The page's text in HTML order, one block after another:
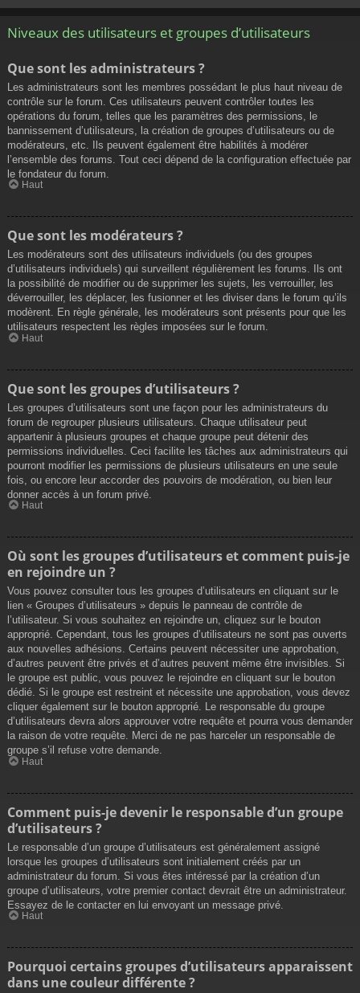
Niveaux des utilisateurs et groupes d’utilisateurs
Que sont les administrateurs ?
Les administrateurs sont les membres possédant le plus haut niveau de
contrôle sur le forum. Ces utilisateurs peuvent contrôler toutes les
opérations du forum, telles que les paramètres des permissions, le
bannissement d’utilisateurs, la création de groupes d’utilisateurs ou de
modérateurs, etc. Ils peuvent également être habilités à modérer
l’ensemble des forums. Tout ceci dépend de la configuration effectuée par
le fondateur du forum.
Haut
Que sont les modérateurs ?
Les modérateurs sont des utilisateurs individuels (ou des groupes
d’utilisateurs individuels) qui surveillent régulièrement les forums. Ils ont
la possibilité de modifier ou de supprimer les sujets, les verrouiller, les
déverrouiller, les déplacer, les fusionner et les diviser dans le forum qu’ils
modèrent. En règle générale, les modérateurs sont présents pour que les
utilisateurs respectent les règles imposées sur le forum.
Haut
Que sont les groupes d’utilisateurs ?
Les groupes d’utilisateurs sont une façon pour les administrateurs du
forum de regrouper plusieurs utilisateurs. Chaque utilisateur peut
appartenir à plusieurs groupes et chaque groupe peut détenir des
permissions individuelles. Ceci facilite les tâches aux administrateurs qui
pourront modifier les permissions de plusieurs utilisateurs en une seule
fois, ou encore leur accorder des pouvoirs de modération, ou bien leur
donner accès à un forum privé.
Haut
Où sont les groupes d’utilisateurs et comment puis-je
en rejoindre un ?
Vous pouvez consulter tous les groupes d’utilisateurs en cliquant sur le
lien « Groupes d’utilisateurs » depuis le panneau de contrôle de
l’utilisateur. Si vous souhaitez en rejoindre un, cliquez sur le bouton
approprié. Cependant, tous les groupes d’utilisateurs ne sont pas ouverts
aux nouvelles adhésions. Certains peuvent nécessiter une approbation,
d’autres peuvent être privés et d’autres peuvent même être invisibles. Si
le groupe est public, vous pouvez le rejoindre en cliquant sur le bouton
dédié. Si le groupe est restreint et nécessite une approbation, vous devez
cliquer également sur le bouton approprié. Le responsable du groupe
d’utilisateurs devra alors approuver votre requête et pourra vous demander
la raison de votre requête. Merci de ne pas harceler un responsable de
groupe s’il refuse votre demande.
Haut
Comment puis-je devenir le responsable d’un groupe
d’utilisateurs ?
Le responsable d’un groupe d’utilisateurs est généralement assigné
lorsque les groupes d’utilisateurs sont initialement créés par un
administrateur du forum. Si vous êtes intéressé par la création d’un
groupe d’utilisateurs, votre premier contact devrait être un administrateur.
Essayez de le contacter en lui envoyant un message privé.
Haut
Pourquoi certains groupes d’utilisateurs apparaissent
dans une couleur différente ?